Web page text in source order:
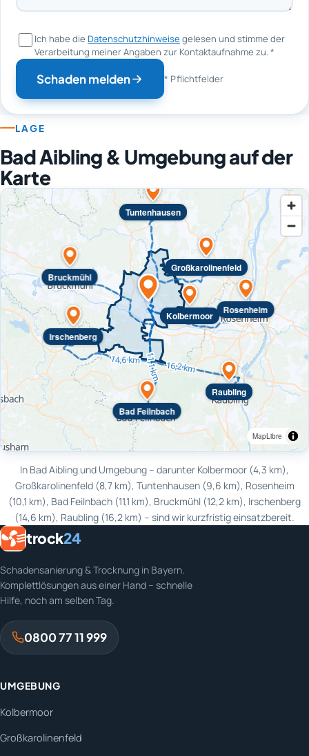
Ich habe die Datenschutzhinweise gelesen und stimme der
Verarbeitung meiner Angaben zur Kontaktaufnahme zu.*
Schaden melden * Pflichtfelder
LAGE
Bad Aibling & Umgebung auf der
Karte
Kolbermoor
Großkarolinenfeld
Bruckmühl
Irschenberg
Tuntenhausen
Rosenheim
Bad Feilnbach
Raubling
MapLibre
In Bad Aibling und Umgebung – darunter Kolbermoor (4,3 km),
Großkarolinenfeld (8,7 km), Tuntenhausen (9,6 km), Rosenheim
(10,1 km), Bad Feilnbach (11,1 km), Bruckmühl (12,2 km), Irschenberg
(14,6 km), Raubling (16,2 km) – sind wir kurzfristig einsatzbereit.
trock24
Schadensanierung & Trocknung in Bayern.
Komplettlösungen aus einer Hand – schnelle
Hilfe, noch am selben Tag.
0800 77 11 999
UMGEBUNG
Kolbermoor
Großkarolinenfeld